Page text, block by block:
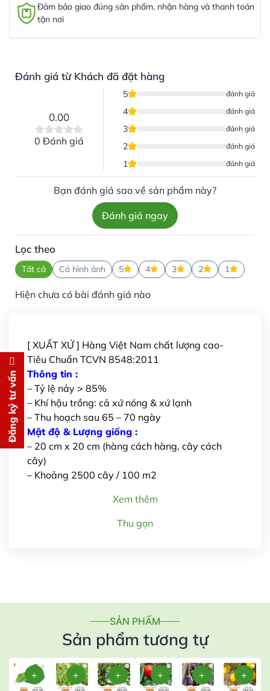
Đảm bảo giao đúng sản phẩm, nhận hàng và thanh toán
tận nơi
Đánh giá từ Khách đã đặt hàng
0.00
0 Đánh giá
5 đánh giá
4 đánh giá
3 đánh giá
2 đánh giá
1 đánh giá
Bạn đánh giá sao về sản phẩm này?
Đánh giá ngay
Lọc theo
Tất cả Có hình ảnh 5 4 3 2 1
Hiện chưa có bài đánh giá nào
[ XUẤT XỨ ] Hàng Việt Nam chất lượng cao-
Tiêu Chuẩn TCVN 8548:2011
Thông tin :
– Tỷ lệ nảy > 85%
– Khí hậu trồng: cả xứ nóng & xứ lạnh
– Thu hoạch sau 65 – 70 ngày
Mật độ & Lượng giống :
– 20 cm x 20 cm (hàng cách hàng, cây cách
cây)
– Khoảng 2500 cây / 100 m2
Xem thêm
Thu gọn
SẢN PHẨM
Sản phẩm tương tự
Đăng ký tư vấn Đăng ký tư vấn
Chúng tôi sẽ gọi lại tư vấn MIỄN
PHÍ
cho bạn ngay lập tức
Gửi thông tin